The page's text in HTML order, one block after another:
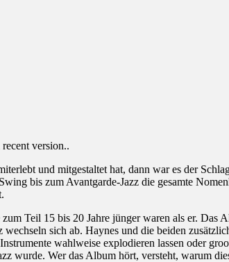
version..
und mitgestaltet hat, dann war es der
bis zum Avantgarde-Jazz die gesamte
Teil 15 bis 20 Jahre jünger waren als er. Das
sich ab. Haynes und die beiden
wahlweise explodieren lassen oder
wurde. Wer das Album hört, versteht, warum